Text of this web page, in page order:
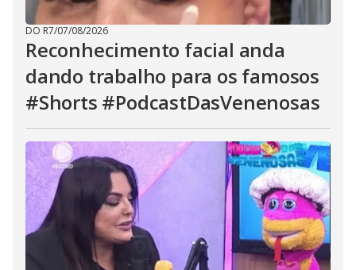
DO R7/07/08/2026
Reconhecimento facial anda
dando trabalho para os famosos
#Shorts #PodcastDasVenenosas